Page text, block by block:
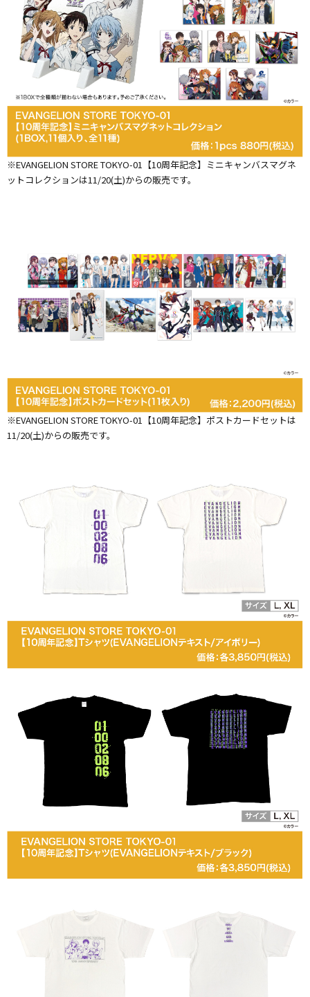
※EVANGELION STORE TOKYO-01【10周年記念】ミニキャンバスマグネ
ットコレクションは11/20(土)からの販売です。
※EVANGELION STORE TOKYO-01【10周年記念】ポストカードセットは
11/20(土)からの販売です。